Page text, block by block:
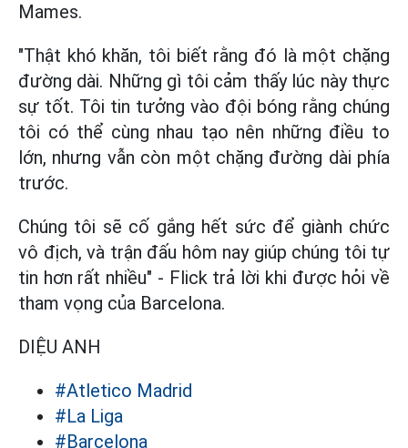
Mames.
"Thật khó khăn, tôi biết rằng đó là một chặng
đường dài. Những gì tôi cảm thấy lúc này thực
sự tốt. Tôi tin tưởng vào đội bóng rằng chúng
tôi có thể cùng nhau tạo nên những điều to
lớn, nhưng vẫn còn một chặng đường dài phía
trước.
Chúng tôi sẽ cố gắng hết sức để giành chức
vô địch, và trận đấu hôm nay giúp chúng tôi tự
tin hơn rất nhiều" - Flick trả lời khi được hỏi về
tham vọng của Barcelona.
DIỆU ANH
#Atletico Madrid
#La Liga
#Barcelona